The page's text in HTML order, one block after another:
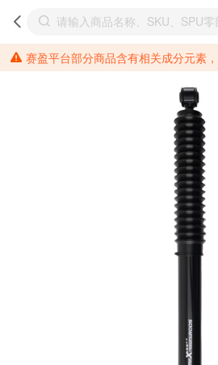
赛盈平台部分商品含有相关成分元素，请各位分销商需提前了解产品材质情况，并针对其做好相关的风险把控，以免造成不必要的损失。 *美国加州65法案进一步规定了对于仅包含致癌物质，仅包含致生殖毒性物质，同时包含致癌物质和致生殖毒性物质，亦或是包含某一物质即为致癌物质又为致生殖毒性物质的产品的警示标语要求。 *新法案提供的警示标语修订并不是强制实施的，其只是避免昂贵诉讼的一种有效的方法。只要企业在保证其使用的另外的警示标语是“清晰和合理”并符合加州65法案要求的，那也是可以被接受的。*请充分了解第三方销售平台对商品上架规要求，并根据对应平台规则调整相关商品信息后进行上架，以免造成您不必要损失。 汽配产品上架